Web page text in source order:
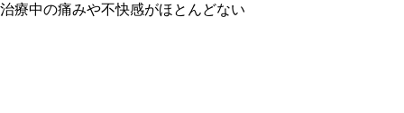
治療中の痛みや不快感がほとんどない